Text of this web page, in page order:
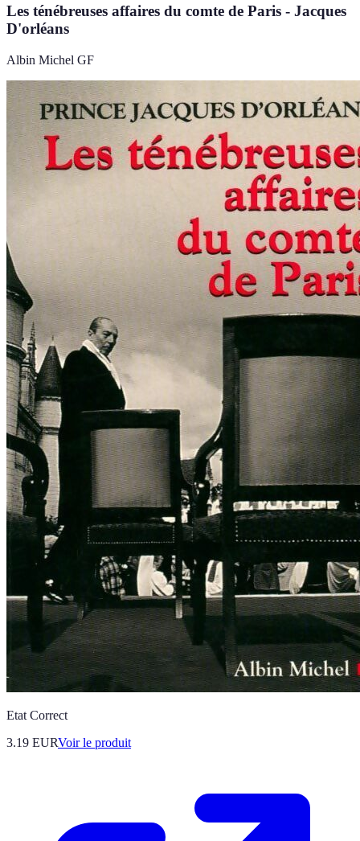
Les ténébreuses affaires du comte de Paris - Jacques
D'orléans
Albin Michel GF
Etat Correct
3.19 EURVoir le produit